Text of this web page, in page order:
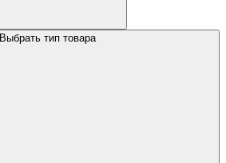
Выбрать тип товара